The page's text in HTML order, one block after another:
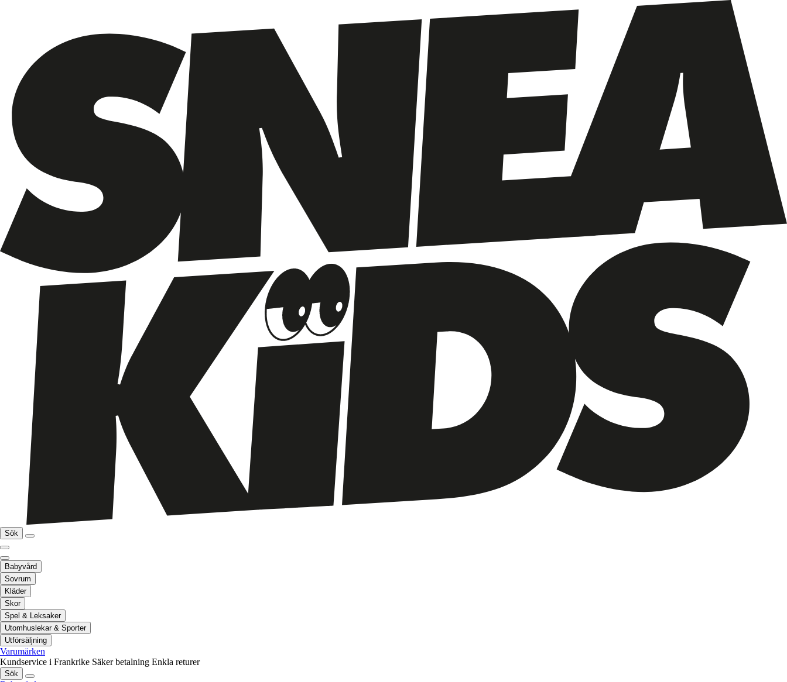
Sök
Babyvård
Sovrum
Kläder
Skor
Spel & Leksaker
Utomhuslekar & Sporter
Utförsäljning
Varumärken
Kundservice i Frankrike Säker betalning Enkla returer
Sök